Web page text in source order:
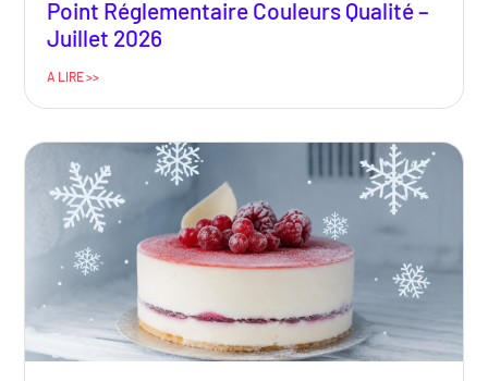
Point Réglementaire Couleurs Qualité –
Juillet 2026
A LIRE >>